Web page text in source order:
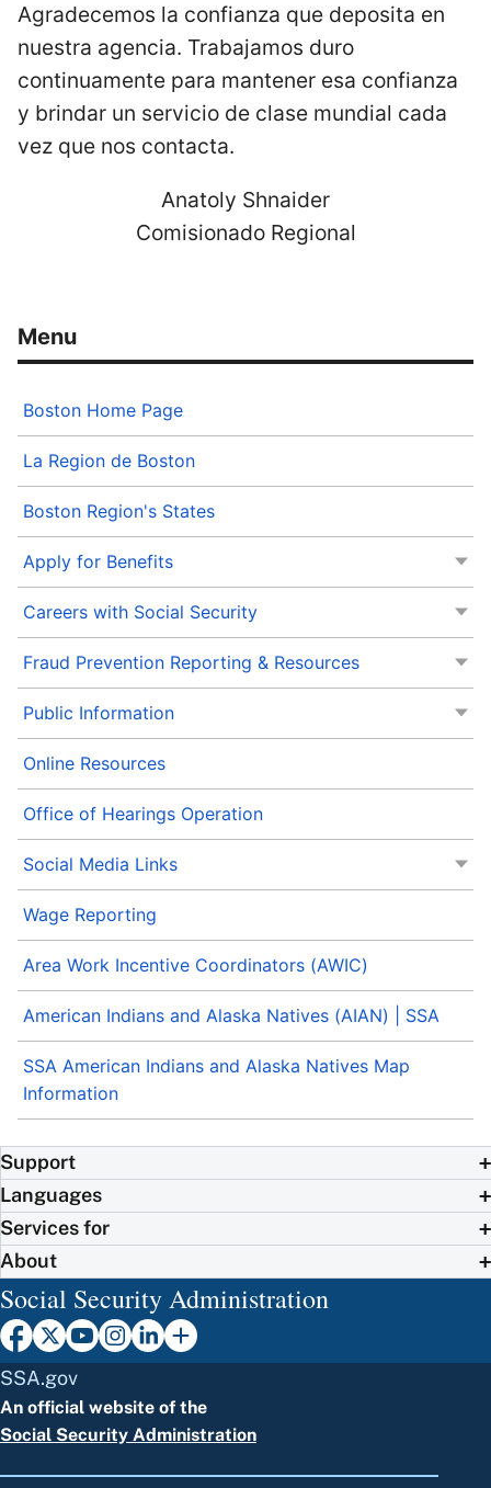
Boston Home Page
La Region de Boston
Boston Region's States
Apply for Benefits
Careers with Social Security
Fraud Prevention Reporting & Resources
Public Information
Online Resources
Office of Hearings Operation
Social Media Links
Wage Reporting
Area Work Incentive Coordinators (AWIC)
American Indians and Alaska Natives (AIAN) | SSA
SSA American Indians and Alaska Natives Map
Information
Agradecemos la confianza que deposita en
nuestra agencia. Trabajamos duro
continuamente para mantener esa confianza
y brindar un servicio de clase mundial cada
vez que nos contacta.
Anatoly Shnaider
Comisionado Regional
Support
Languages
Services for
About
Social Security Administration
SSA.gov
An official website of the
Social Security Administration